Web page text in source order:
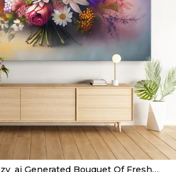
Generated Bouquet Of Fresh